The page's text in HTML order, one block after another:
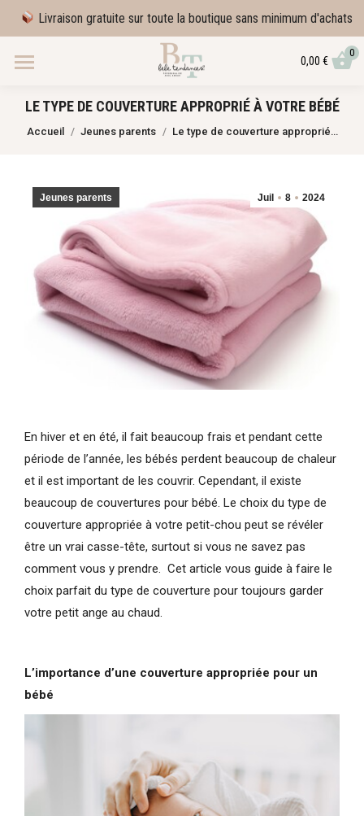
Livraison gratuite sur toute la boutique sans minimum d'achats
0,00 €
0
LE TYPE DE COUVERTURE APPROPRIÉ À VOTRE BÉBÉ
Vous êtes ici :
Accueil Jeunes parents Le type de couverture approprié…
Juil 8 2024
Jeunes parents
En hiver et en été, il fait beaucoup frais et pendant cette
période de l’année, les bébés perdent beaucoup de chaleur
et il est important de les couvrir. Cependant, il existe
beaucoup de couvertures pour bébé. Le choix du type de
couverture appropriée à votre petit-chou peut se révéler
être un vrai casse-tête, surtout si vous ne savez pas
comment vous y prendre. Cet article vous guide à faire le
choix parfait du type de couverture pour toujours garder
votre petit ange au chaud.
L’importance d’une couverture appropriée pour un
bébé